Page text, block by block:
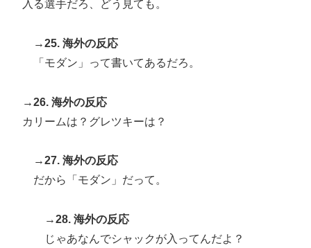
入る選手だろ、どう見ても。
→25. 海外の反応
「モダン」って書いてあるだろ。
→26. 海外の反応
カリームは？グレツキーは？
→27. 海外の反応
だから「モダン」だって。
→28. 海外の反応
じゃあなんでシャックが入ってんだよ？